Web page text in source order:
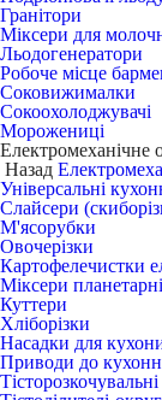
Гранітори
Міксери для
Льодогенератори
Робоче місце
Соковижималки
Сокоохолоджувачі
Морожениці
Електромеханічне
Назад
Універсальні
Слайсери
М'ясорубки
Овочерізки
Картофелечистки
Міксери планетарні
Куттери
Хліборізки
Насадки для
Приводи до